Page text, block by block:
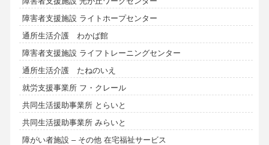
障害者支援施設 ライトホープセンター
通所生活介護 わかば館
障害者支援施設 ライフトレーニングセンター
通所生活介護 たねのいえ
就労支援事業所 フ・クレール
共同生活援助事業所 とらいと
共同生活援助事業所 みらいと
障がい者施設 – その他 在宅福祉サービス